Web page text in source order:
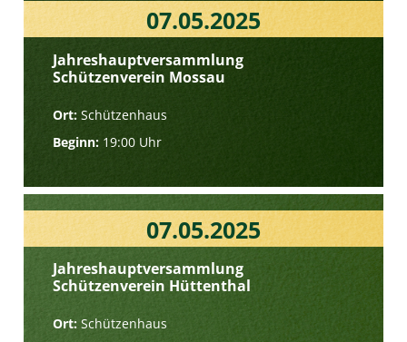
07.05.2025
Jahreshauptversammlung
Schützenverein Mossau
Ort:Schützenhaus
Beginn: 19:00 Uhr
07.05.2025
Jahreshauptversammlung
Schützenverein Hüttenthal
Ort:Schützenhaus